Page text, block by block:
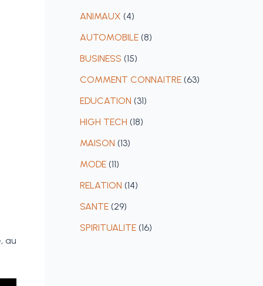
au
ANIMAUX (4)
AUTOMOBILE (8)
BUSINESS (15)
COMMENT CONNAITRE (63)
EDUCATION (31)
HIGH TECH (18)
MAISON (13)
MODE (11)
RELATION (14)
SANTE (29)
SPIRITUALITE (16)